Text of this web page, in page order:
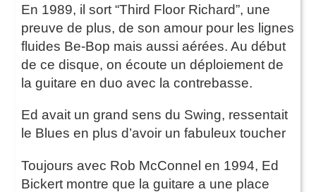
En 1989, il sort “Third Floor Richard”, une
preuve de plus, de son amour pour les lignes
fluides Be-Bop mais aussi aérées. Au début
de ce disque, on écoute un déploiement de
la guitare en duo avec la contrebasse.
Ed avait un grand sens du Swing, ressentait
le Blues en plus d’avoir un fabuleux toucher
Toujours avec Rob McConnel en 1994, Ed
Bickert montre que la guitare a une place